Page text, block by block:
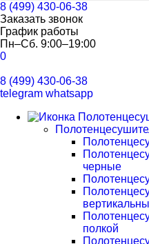
8 (499) 430-06-38
Заказать звонок
График работы
Пн–Сб. 9:00–19:00
0
8 (499) 430-06-38
telegram whatsapp
черные
полкой